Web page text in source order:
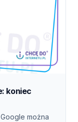
koniec
można